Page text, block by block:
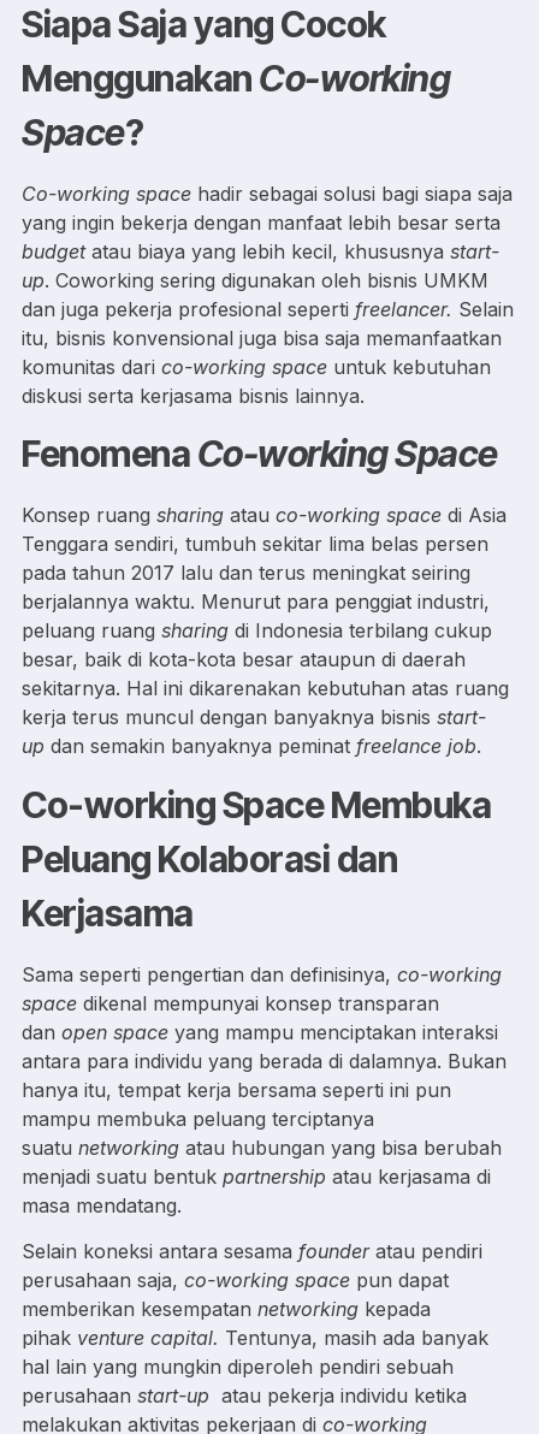
Siapa Saja yang Cocok
MenggunakanCo-working
Space?
Co-working space hadir sebagai solusi bagi siapa saja
yang ingin bekerja dengan manfaat lebih besar serta
budgetatau biaya yang lebih kecil, khususnya start-
up. Coworking sering digunakan oleh bisnis UMKM
dan juga pekerja profesional seperti freelancer. Selain
itu, bisnis konvensional juga bisa saja memanfaatkan
komunitas dari co-working space untuk kebutuhan
diskusi serta kerjasama bisnis lainnya.
FenomenaCo-working Space
Konsep ruang sharing atau co-working space di Asia
Tenggara sendiri, tumbuh sekitar lima belas persen
pada tahun 2017 lalu dan terus meningkat seiring
berjalannya waktu. Menurut para penggiat industri,
peluang ruang sharing di Indonesia terbilang cukup
besar, baik di kota-kota besar ataupun di daerah
sekitarnya. Hal ini dikarenakan kebutuhan atas ruang
kerja terus muncul dengan banyaknya bisnis start-
up dan semakin banyaknya peminat freelance job.
Co-working Space Membuka
Peluang Kolaborasi dan
Kerjasama
Sama seperti pengertian dan definisinya, co-working
space dikenal mempunyai konsep transparan
dan open space yang mampu menciptakan interaksi
antara para individu yang berada di dalamnya. Bukan
hanya itu, tempat kerja bersama seperti ini pun
mampu membuka peluang terciptanya
suatu networking atau hubungan yang bisa berubah
menjadi suatu bentuk partnership atau kerjasama di
masa mendatang.
Selain koneksi antara sesama founder atau pendiri
perusahaan saja, co-working space pun dapat
memberikan kesempatan networking kepada
pihak venture capital. Tentunya, masih ada banyak
hal lain yang mungkin diperoleh pendiri sebuah
perusahaan start-up atau pekerja individu ketika
melakukan aktivitas pekerjaan di co-working